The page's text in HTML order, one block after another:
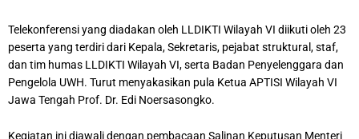
Telekonferensi yang diadakan oleh LLDIKTI Wilayah VI diikuti oleh 23
peserta yang terdiri dari Kepala, Sekretaris, pejabat struktural, staf,
dan tim humas LLDIKTI Wilayah VI, serta Badan Penyelenggara dan
Pengelola UWH. Turut menyakasikan pula Ketua APTISI Wilayah VI
Jawa Tengah Prof. Dr. Edi Noersasongko.
Kegiatan ini diawali dengan pembacaan Salinan Keputusan Menteri